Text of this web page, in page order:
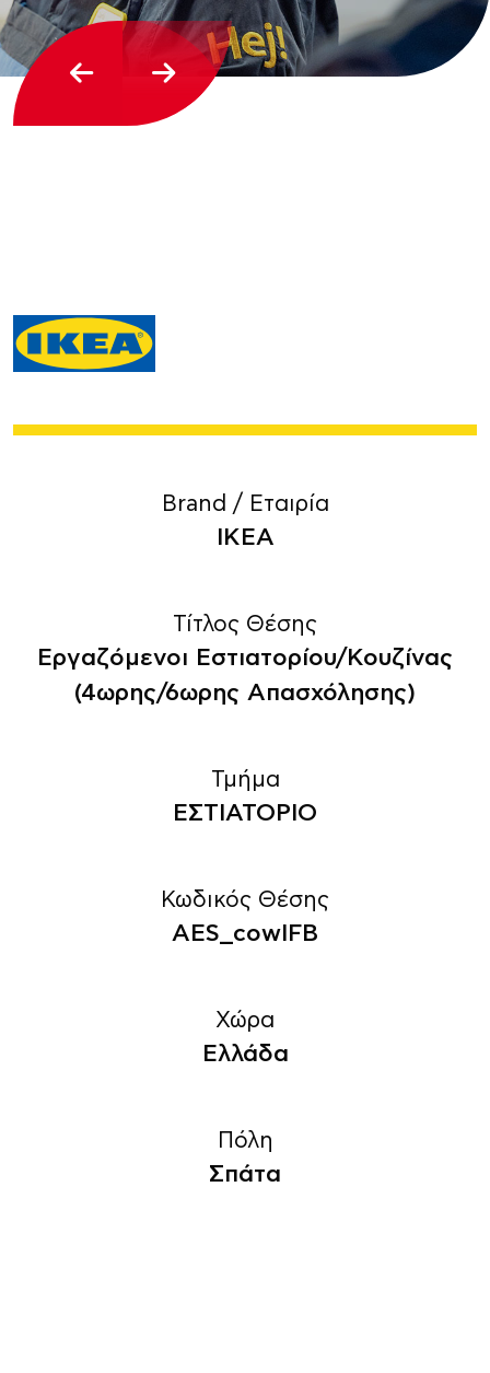
Brand / Εταιρία
IKEA
Τίτλος Θέσης
Εργαζόμενοι Εστιατορίου/Κουζίνας
(4ωρης/6ωρης Απασχόλησης)
Τμήμα
ΕΣΤΙΑΤΟΡΙΟ
Κωδικός Θέσης
AES_cowIFB
Χώρα
Ελλάδα
Πόλη
Σπάτα